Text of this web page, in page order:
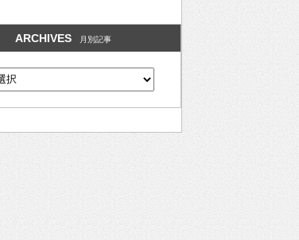
ARCHIVES 月別記事